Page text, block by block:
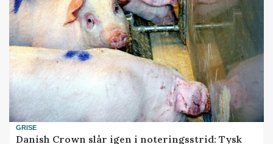
GRISE
Danish Crown slår igen i noteringsstrid: Tysk